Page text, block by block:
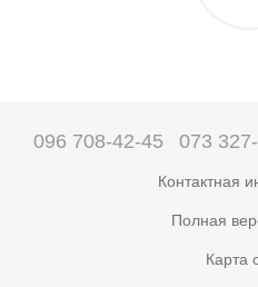
096 708-42-45 073
Контактная
Полная
Карта